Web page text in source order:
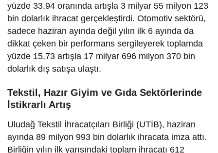
yüzde 33,94 oranında artışla 3 milyar 55 milyon 123
bin dolarlık ihracat gerçekleştirdi. Otomotiv sektörü,
sadece haziran ayında değil yılın ilk 6 ayında da
dikkat çeken bir performans sergileyerek toplamda
yüzde 15,73 artışla 17 milyar 696 milyon 370 bin
dolarlık dış satışa ulaştı.
Tekstil, Hazır Giyim ve Gıda Sektörlerinde
İstikrarlı Artış
Uludağ Tekstil İhracatçıları Birliği (UTİB), haziran
ayında 89 milyon 993 bin dolarlık ihracata imza attı.
Birliğin yılın ilk yarısındaki toplam ihracatı 612